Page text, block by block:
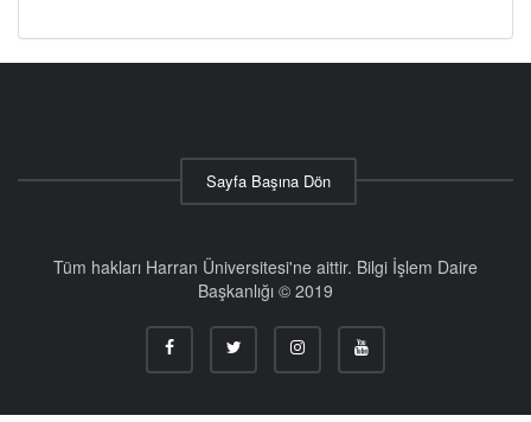
Sayfa Başına Dön
Tüm hakları Harran Üniversitesi'ne aittir. Bilgi İşlem Daire
Başkanlığı © 2019